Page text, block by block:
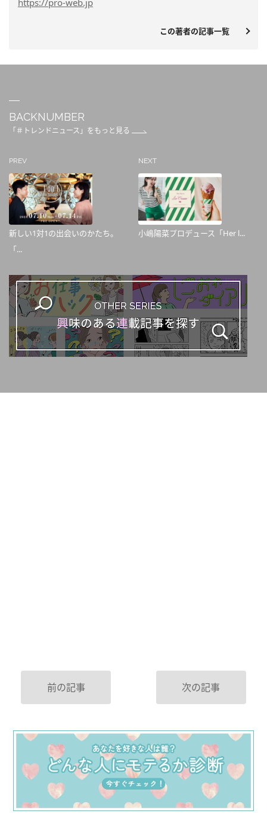
この著者の記事一覧
BACKNUMBER
「＃トレンドニュース」をもっと見る
PREV
新しい1対1の出会いのかたち。
「...
NEXT
小嶋陽菜プロデュース「Her l...
前の記事 次の記事